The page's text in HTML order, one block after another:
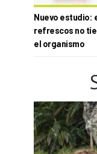
Nuevo estudio:
refrescos no
el organismo